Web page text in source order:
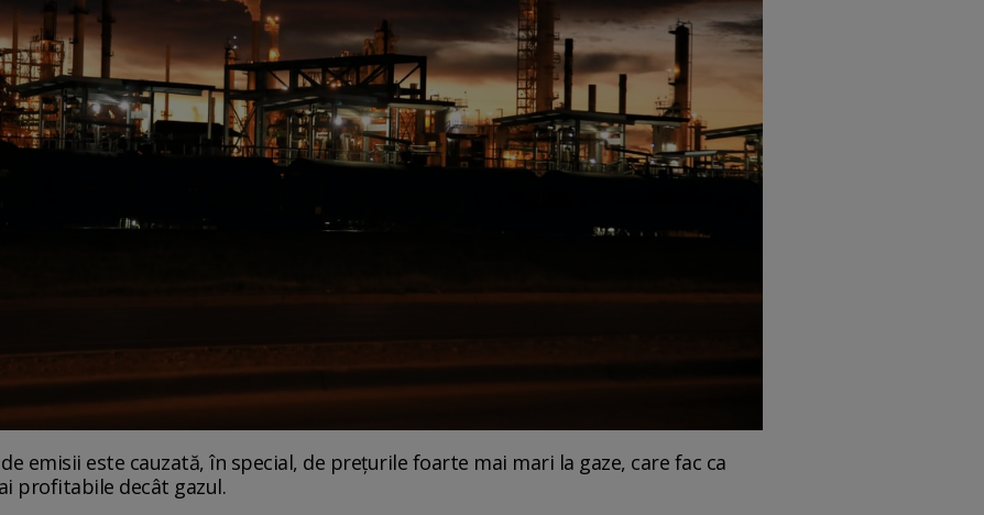
emisii este cauzată, în special, de prețurile foarte mai mari la gaze, care fac ca
profitabile decât gazul.